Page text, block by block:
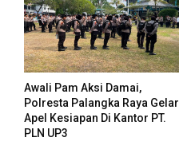
Awali Pam Aksi Damai,
Polresta Palangka Raya Gelar
Apel Kesiapan Di Kantor PT.
PLN UP3